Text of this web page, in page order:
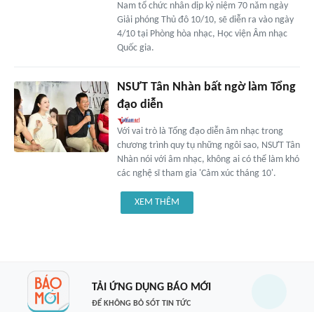
Nam tổ chức nhân dịp kỷ niệm 70 năm ngày
Giải phóng Thủ đô 10/10, sẽ diễn ra vào ngày
4/10 tại Phòng hòa nhạc, Học viện Âm nhạc
Quốc gia.
NSƯT Tân Nhàn bất ngờ làm Tổng
đạo diễn
Với vai trò là Tổng đạo diễn âm nhạc trong
chương trình quy tụ những ngôi sao, NSƯT Tân
Nhàn nói với âm nhạc, không ai có thể làm khó
các nghệ sĩ tham gia 'Cảm xúc tháng 10'.
XEM THÊM
TẢI ỨNG DỤNG BÁO MỚI
ĐỂ KHÔNG BỎ SÓT TIN TỨC